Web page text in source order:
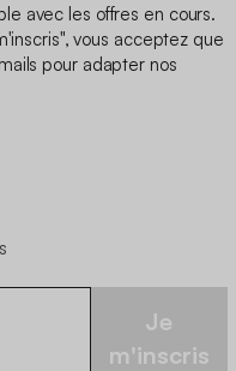
avec les offres en cours.
vous acceptez que
pour adapter nos
Je
m'inscris